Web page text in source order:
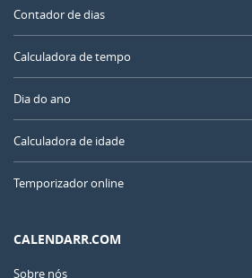
Contador de dias
Calculadora de tempo
Dia do ano
Calculadora de idade
Temporizador online
CALENDARR.COM
Sobre nós